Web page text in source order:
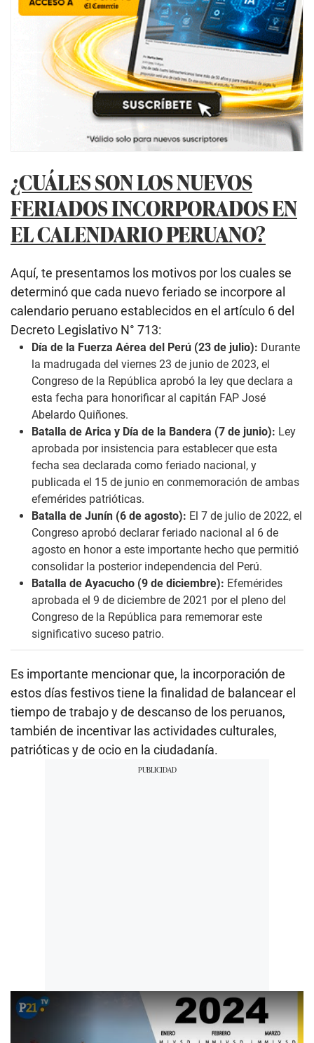
¿CUÁLES SON LOS NUEVOS
FERIADOS INCORPORADOS EN
EL CALENDARIO PERUANO?
Aquí, te presentamos los motivos por los cuales se
determinó que cada nuevo feriado se incorpore al
calendario peruano establecidos en el artículo 6 del
Decreto Legislativo N° 713:
Día de la Fuerza Aérea del Perú (23 de julio): Durante
la madrugada del viernes 23 de junio de 2023, el
Congreso de la República aprobó la ley que declara a
esta fecha para honorificar al capitán FAP José
Abelardo Quiñones.
Batalla de Arica y Día de la Bandera (7 de junio): Ley
aprobada por insistencia para establecer que esta
fecha sea declarada como feriado nacional, y
publicada el 15 de junio en conmemoración de ambas
efemérides patrióticas.
Batalla de Junín (6 de agosto): El 7 de julio de 2022, el
Congreso aprobó declarar feriado nacional al 6 de
agosto en honor a este importante hecho que permitió
consolidar la posterior independencia del Perú.
Batalla de Ayacucho (9 de diciembre): Efemérides
aprobada el 9 de diciembre de 2021 por el pleno del
Congreso de la República para rememorar este
significativo suceso patrio.
Es importante mencionar que, la incorporación de
estos días festivos tiene la finalidad de balancear el
tiempo de trabajo y de descanso de los peruanos,
también de incentivar las actividades culturales,
patrióticas y de ocio en la ciudadanía.